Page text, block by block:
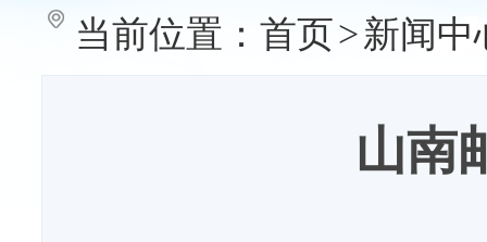
当前位置： 首页>新闻中
山南